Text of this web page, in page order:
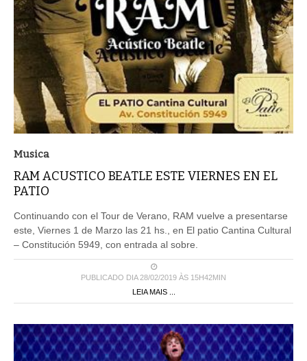
Musica
RAM ACUSTICO BEATLE ESTE VIERNES EN EL
PATIO
Continuando con el Tour de Verano, RAM vuelve a presentarse
este, Viernes 1 de Marzo las 21 hs., en El patio Cantina Cultural
– Constitución 5949, con entrada al sobre.
PUBLICADO DIA 28/02/2019 ÀS 15H42MIN
LEIA MAIS ...